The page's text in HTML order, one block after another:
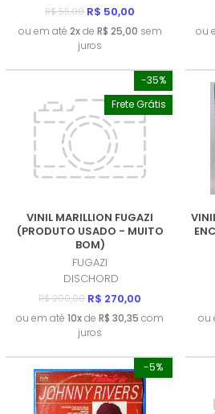
R$ 55,00 R$ 50,00
ou em até 2xde R$ 25,00 sem
juros
ou
-35%
Frete Grátis
VINIL MARILLION FUGAZI
(PRODUTO USADO - MUITO
BOM)
FUGAZI
DISCHORD
R$ 200,00 R$ 270,00
ou em até 10xde R$ 30,35 com
juros
ou
-5%